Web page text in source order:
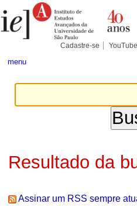
para
conteúdo.
Pessoais
Cadastre-se YouTube
menu
Resultado da
Assinar um RSS sempre